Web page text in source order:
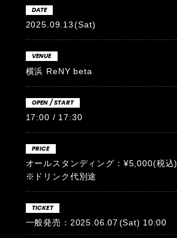
DATE
2025.09.13 (Sat)
VENUE
横浜 ReNY beta
OPEN / START
17:00 / 17:30
PRICE
オールスタンディング：¥5,000(税込)
※ドリンク代別途
TICKET
一般発売：2025.06.07 (Sat) 10:00